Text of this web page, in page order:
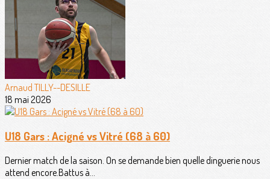
Arnaud TILLY--DESILLE
18 mai 2026
U18 Gars : Acigné vs Vitré (68 à 60)
Dernier match de la saison. On se demande bien quelle dinguerie nous
attend encore.Battus à...